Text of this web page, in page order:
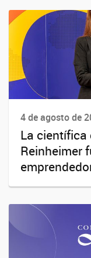
4 de agosto de
La científica
Reinheimer